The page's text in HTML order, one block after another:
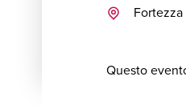
Questo